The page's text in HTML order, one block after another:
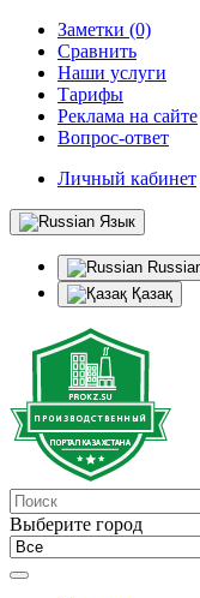
Заметки (0)
Сравнить
Наши услуги
Тарифы
Реклама на сайте
Вопрос-ответ
Личный кабинет
Язык
Қазақ
Выберите город